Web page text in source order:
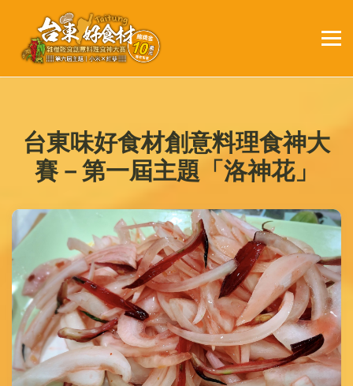
台東味好食材創意料理食神大
賽－第一屆主題「洛神花」